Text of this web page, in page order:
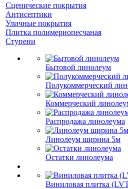
Сценические покрытия
Антисептики
Уличные покрытия
Плитка полимернопесчаная
Ступени
Бытовой линолеум
Полукоммерческий
Коммерческий
Распродажа линолеума
Линолеум ширина 5м
Остатки линолеума
Виниловая плитка